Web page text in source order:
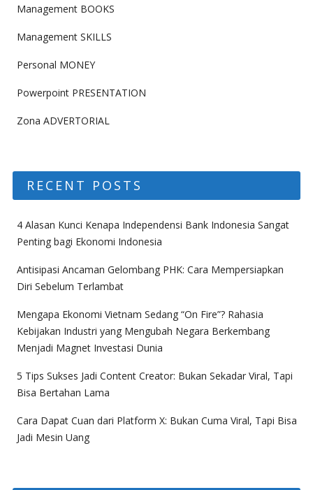
Management BOOKS
Management SKILLS
Personal MONEY
Powerpoint PRESENTATION
Zona ADVERTORIAL
RECENT POSTS
4 Alasan Kunci Kenapa Independensi Bank Indonesia Sangat
Penting bagi Ekonomi Indonesia
Antisipasi Ancaman Gelombang PHK: Cara Mempersiapkan
Diri Sebelum Terlambat
Mengapa Ekonomi Vietnam Sedang “On Fire”? Rahasia
Kebijakan Industri yang Mengubah Negara Berkembang
Menjadi Magnet Investasi Dunia
5 Tips Sukses Jadi Content Creator: Bukan Sekadar Viral, Tapi
Bisa Bertahan Lama
Cara Dapat Cuan dari Platform X: Bukan Cuma Viral, Tapi Bisa
Jadi Mesin Uang